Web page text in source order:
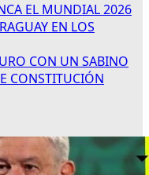
EL MUNDIAL 2026
EN LOS
CON UN SABINO
CONSTITUCIÓN